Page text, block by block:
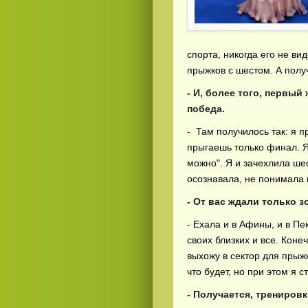
спорта, никогда его не
прыжков с шестом. А
- И, более того, первый
победа.
- Там получилось так: я
прыгаешь только финал.
можно". Я и зачехлила
осознавала, не понимала
- От вас ждали только
- Ехала и в Афины, и в
своих близких и все.
выхожу в сектор для
что будет, но при этом я
- Получается,